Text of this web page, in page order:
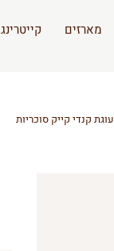
מארזים קייטרינג
עוגת קנדי קייק סוכריות